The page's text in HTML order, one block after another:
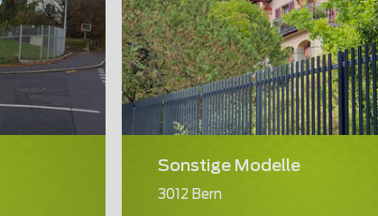
Sonstige Modelle
3012 Bern